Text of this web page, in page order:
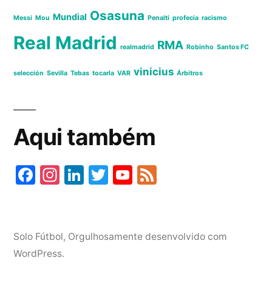
Messi Mou Mundial Osasuna Penalti profecia racismo
Real Madrid realmadrid RMA Robinho Santos FC
selección Sevilla Tebas tocarla VAR vinicius Árbitros
Aqui também
Fa
ok
In
ra
m
Li
In
T
r
Y
ub
Solo Fútbol, Orgulhosamente desenvolvido com
WordPress.